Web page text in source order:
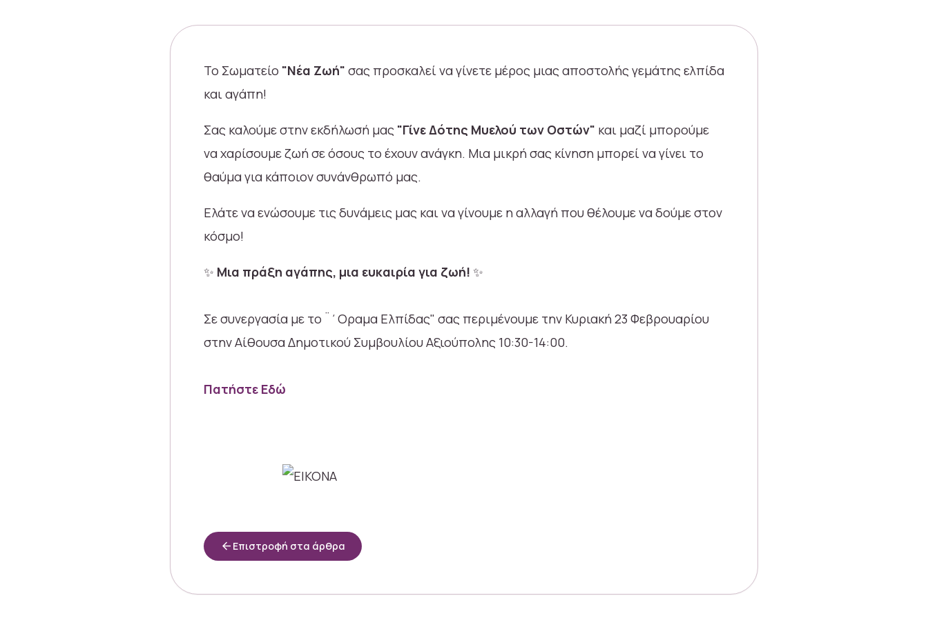
Το Σωματείο "Νέα Ζωή" σας προσκαλεί να γίνετε μέρος μιας αποστολής γεμάτης ελπίδα
και αγάπη!
Σας καλούμε στην εκδήλωσή μας "Γίνε Δότης Μυελού των Οστών" και μαζί μπορούμε
να χαρίσουμε ζωή σε όσους το έχουν ανάγκη. Μια μικρή σας κίνηση μπορεί να γίνει το
θαύμα για κάποιον συνάνθρωπό μας.
Ελάτε να ενώσουμε τις δυνάμεις μας και να γίνουμε η αλλαγή που θέλουμε να δούμε στον
κόσμο!
✨ Μια πράξη αγάπης, μια ευκαιρία για ζωή! ✨
Σε συνεργασία με το ¨΄Οραμα Ελπίδας" σας περιμένουμε την Κυριακή 23 Φεβρουαρίου
στην Αίθουσα Δημοτικού Συμβουλίου Αξιούπολης 10:30-14:00.
Πατήστε Εδώ
arrow_back Επιστροφή στα άρθρα